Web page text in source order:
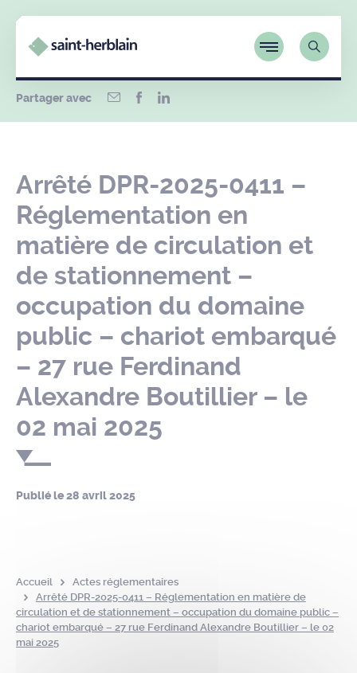
Partager avec
Arrêté DPR-2025-0411 –
Réglementation en
matière de circulation et
de stationnement –
occupation du domaine
public – chariot embarqué
– 27 rue Ferdinand
Alexandre Boutillier – le
02 mai 2025
Publié le28 avril 2025
Accueil
Actes réglementaires
Arrêté DPR-2025-0411 – Réglementation en matière de
circulation et de stationnement – occupation du domaine public –
chariot embarqué – 27 rue Ferdinand Alexandre Boutillier – le 02
mai 2025